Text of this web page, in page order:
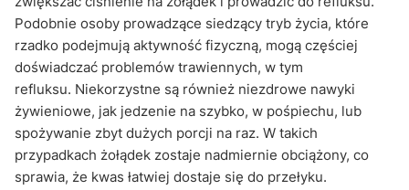
Podobnie osoby prowadzące siedzący tryb życia, które
rzadko podejmują aktywność fizyczną, mogą częściej
doświadczać problemów trawiennych, w tym
refluksu. Niekorzystne są również niezdrowe nawyki
żywieniowe, jak jedzenie na szybko, w pośpiechu, lub
spożywanie zbyt dużych porcji na raz. W takich
przypadkach żołądek zostaje nadmiernie obciążony, co
sprawia, że kwas łatwiej dostaje się do przełyku.